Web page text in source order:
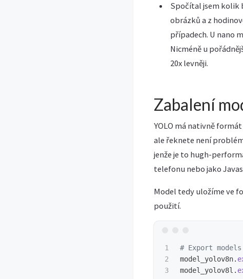
Spočítal jsem kolik
obrázků a z
případech. U nano
Nicméně u
20x levněji.
Zabalení
YOLO má nativně
ale řeknete není
jenže je to hugh-
telefonu nebo jako
Model tedy uložíme ve
použití.
1
2
model_yolov8n.
model_yolov8l .